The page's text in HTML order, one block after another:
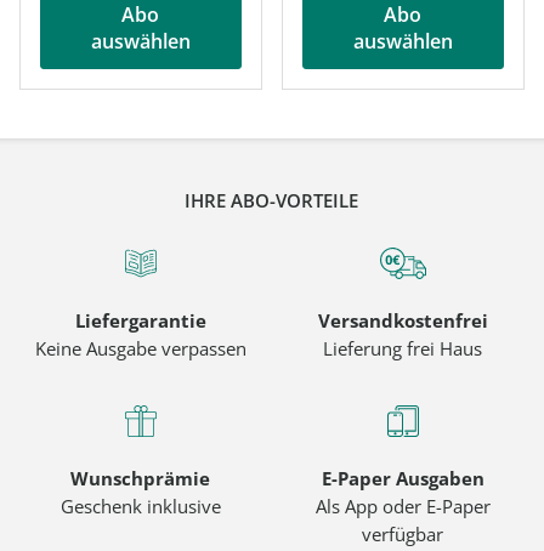
Abo
auswählen
Abo
auswählen
IHRE ABO-VORTEILE
Liefergarantie
Keine Ausgabe verpassen
Versandkostenfrei
Lieferung frei Haus
Wunschprämie
Geschenk inklusive
E-Paper Ausgaben
Als App oder E-Paper
verfügbar